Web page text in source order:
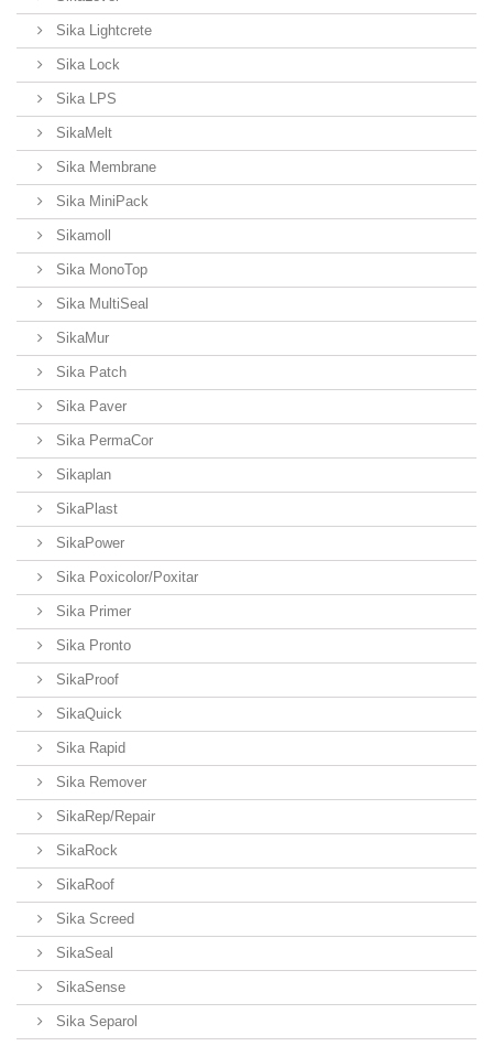
Sika Lightcrete
Sika Lock
Sika LPS
SikaMelt
Sika Membrane
Sika MiniPack
Sikamoll
Sika MonoTop
Sika MultiSeal
SikaMur
Sika Patch
Sika Paver
Sika PermaCor
Sikaplan
SikaPlast
SikaPower
Sika Poxicolor/Poxitar
Sika Primer
Sika Pronto
SikaProof
SikaQuick
Sika Rapid
Sika Remover
SikaRep/Repair
SikaRock
SikaRoof
Sika Screed
SikaSeal
SikaSense
Sika Separol